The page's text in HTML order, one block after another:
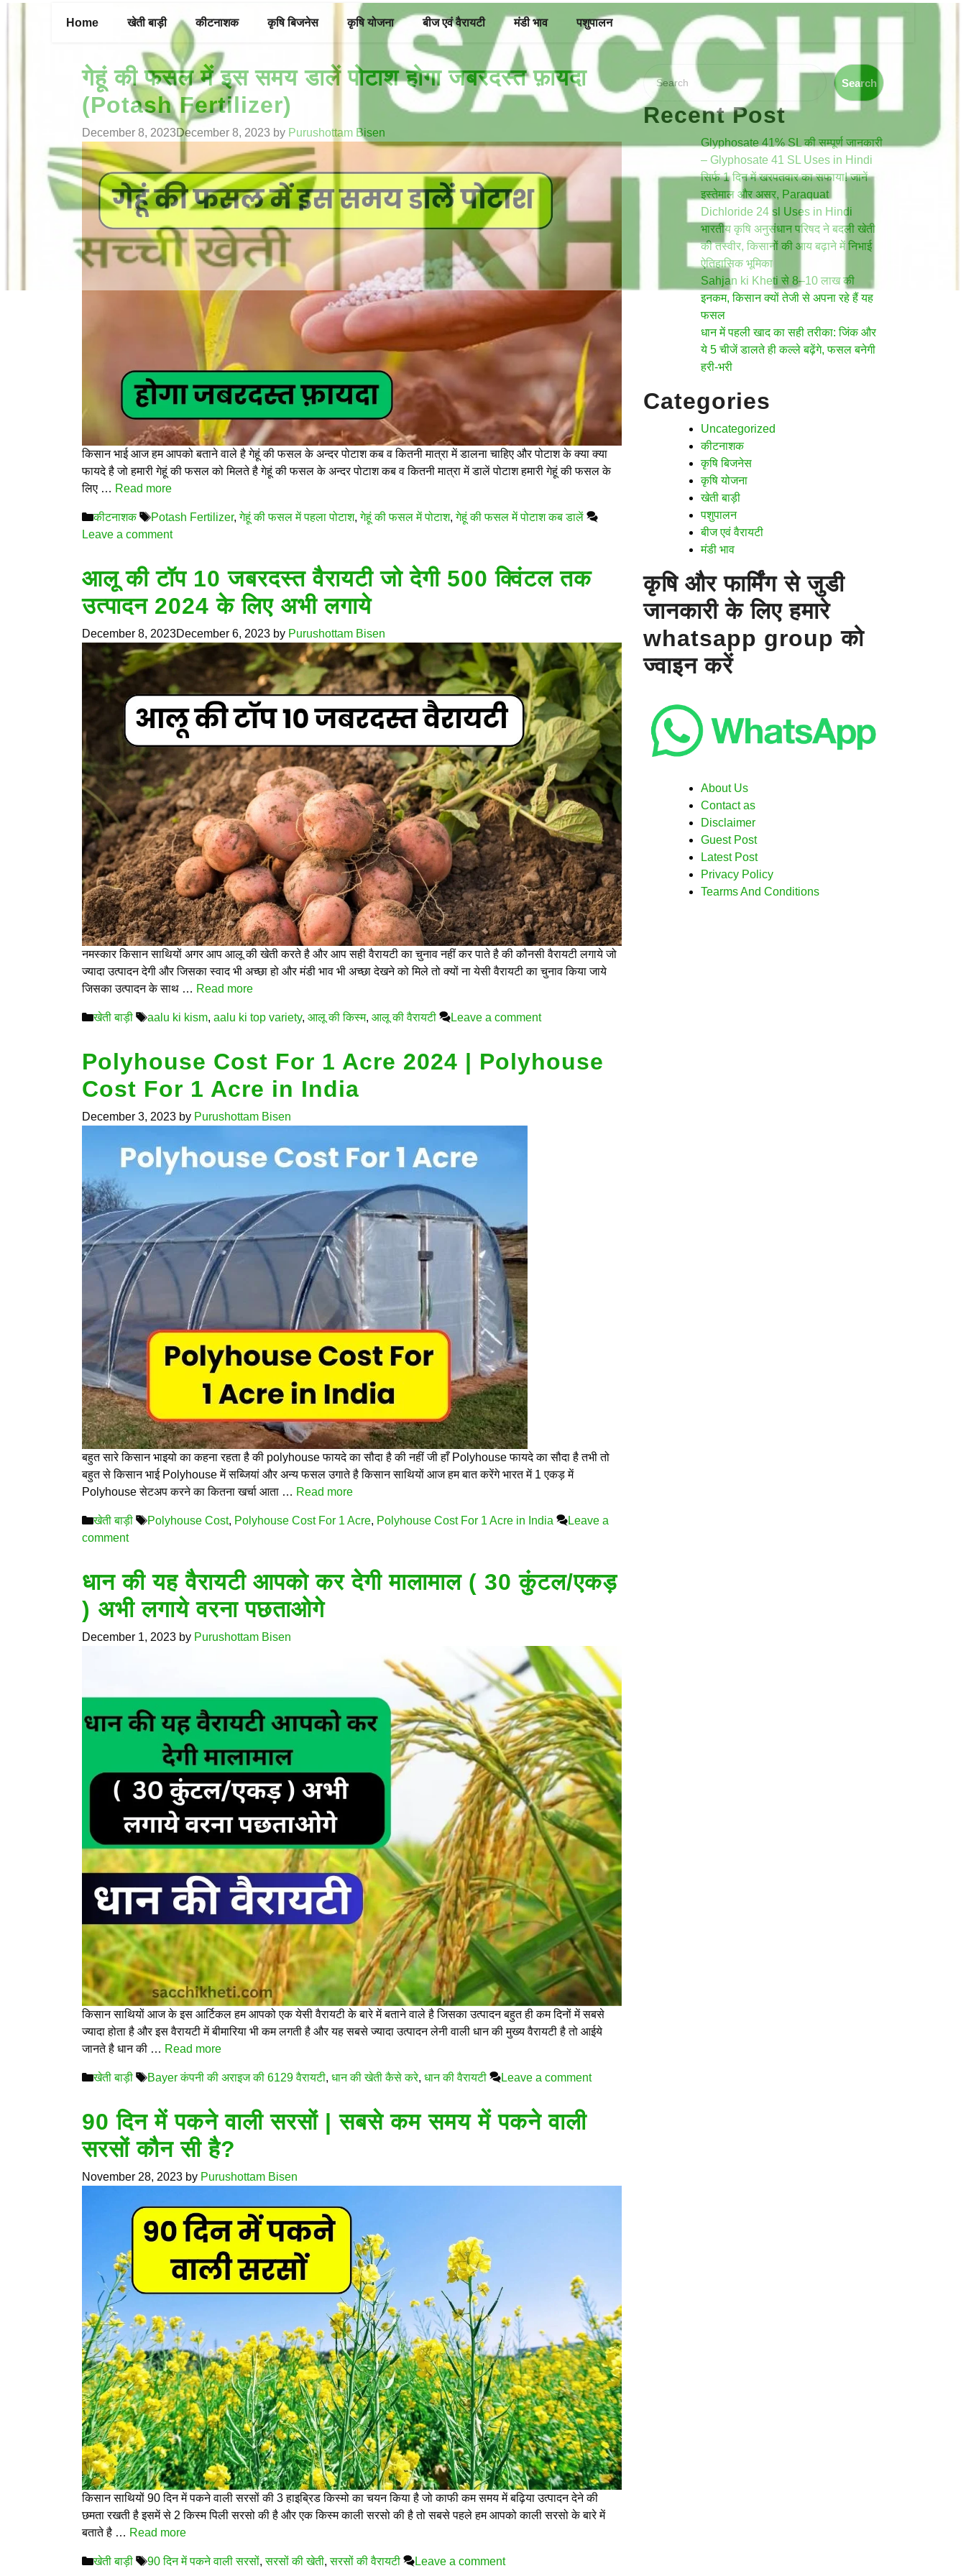
Home खेती बाड़ी कीटनाशक कृषि बिजनेस कृषि योजना बीज एवं वैरायटी मंडी भाव पशुपालन
गेहूं की फसल में इस समय डालें पोटाश होगा जबरदस्त फ़ायदा
(Potash Fertilizer)
December 8, 2023December 8, 2023 by Purushottam Bisen
किसान भाई आज हम आपको बताने वाले है गेहूं की फसल के अन्दर पोटाश कब व कितनी मात्रा में डालना चाहिए और पोटाश के क्या क्या
फायदे है जो हमारी गेहूं की फसल को मिलते है गेहूं की फसल के अन्दर पोटाश कब व कितनी मात्रा में डालें पोटाश हमारी गेहूं की फसल के
लिए … Read more
Categories
कीटनाशक Tags
Potash Fertilizer,गेहूं की फसल में पहला पोटाश,गेहूं की फसल में पोटाश,गेहूं की फसल में पोटाश कब डालें
Leave a comment
आलू की टॉप 10 जबरदस्त वैरायटी जो देगी 500 क्विंटल तक
उत्पादन 2024 के लिए अभी लगाये
December 8, 2023December 6, 2023 by Purushottam Bisen
नमस्कार किसान साथियों अगर आप आलू की खेती करते है और आप सही वैरायटी का चुनाव नहीं कर पाते है की कौनसी वैरायटी लगाये जो
ज्यादा उत्पादन देगी और जिसका स्वाद भी अच्छा हो और मंडी भाव भी अच्छा देखने को मिले तो क्यों ना येसी वैरायटी का चुनाव किया जाये
जिसका उत्पादन के साथ … Read more
Categories
खेती बाड़ी Tags
aalu ki kism, aalu ki top variety, आलू की किस्म, आलू की वैरायटी Leave a comment
Polyhouse Cost For 1 Acre 2024 | Polyhouse
Cost For 1 Acre in India
December 3, 2023 by Purushottam Bisen
बहुत सारे किसान भाइयो का कहना रहता है की polyhouse फायदे का सौदा है की नहीं जी हाँ Polyhouse फायदे का सौदा है तभी तो
बहुत से किसान भाई Polyhouse में सब्जियां और अन्य फसल उगाते है किसान साथियों आज हम बात करेंगे भारत में 1 एकड़ में
Polyhouse सेटअप करने का कितना खर्चा आता … Read more
Categories
खेती बाड़ी Tags
Polyhouse Cost, Polyhouse Cost For 1 Acre, Polyhouse Cost For 1 Acre in India
Leave a
comment
धान की यह वैरायटी आपको कर देगी मालामाल ( 30 कुंटल/एकड़
) अभी लगाये वरना पछताओगे
December 1, 2023 by Purushottam Bisen
किसान साथियों आज के इस आर्टिकल हम आपको एक येसी वैरायटी के बारे में बताने वाले है जिसका उत्पादन बहुत ही कम दिनों में सबसे
ज्यादा होता है और इस वैरायटी में बीमारिया भी कम लगती है और यह सबसे ज्यादा उत्पादन लेनी वाली धान की मुख्य वैरायटी है तो आईये
जानते है धान की … Read more
Categories
खेती बाड़ी Tags
Bayer कंपनी की अराइज की 6129 वैरायटी, धान की खेती कैसे करे, धान की वैरायटी Leave a comment
90 दिन में पकने वाली सरसों | सबसे कम समय में पकने वाली
सरसों कौन सी है?
November 28, 2023 by Purushottam Bisen
किसान साथियों 90 दिन में पकने वाली सरसों की 3 हाइब्रिड किस्मो का चयन किया है जो काफी कम समय में बढ़िया उत्पादन देने की
छमता रखती है इसमें से 2 किस्म पिली सरसो की है और एक किस्म काली सरसो की है तो सबसे पहले हम आपको काली सरसो के बारे में
बताते है … Read more
Categories
खेती बाड़ी Tags
90 दिन में पकने वाली सरसों,सरसों की खेती,सरसों की वैरायटी Leave a comment
Search
Search
Recent Post
Glyphosate 41% SL की सम्पूर्ण जानकारी
– Glyphosate 41 SL Uses in Hindi
सिर्फ 1 दिन में खरपतवार का सफाया! जानें
इस्तेमाल और असर, Paraquat
Dichloride 24 sl Uses in Hindi
भारतीय कृषि अनुसंधान परिषद ने बदली खेती
की तस्वीर, किसानों की आय बढ़ाने में निभाई
ऐतिहासिक भूमिका
Sahjan ki Kheti से 8–10 लाख की
इनकम, किसान क्यों तेजी से अपना रहे हैं यह
फसल
धान में पहली खाद का सही तरीका: जिंक और
ये 5 चीजें डालते ही कल्ले बढ़ेंगे, फसल बनेगी
हरी-भरी
Categories
Uncategorized
कीटनाशक
कृषि बिजनेस
कृषि योजना
खेती बाड़ी
पशुपालन
बीज एवं वैरायटी
मंडी भाव
कृषि और फार्मिंग से जुडी
जानकारी के लिए हमारे
whatsapp group को
ज्वाइन करें
About Us
Contact as
Disclaimer
Guest Post
Latest Post
Privacy Policy
Tearms And Conditions